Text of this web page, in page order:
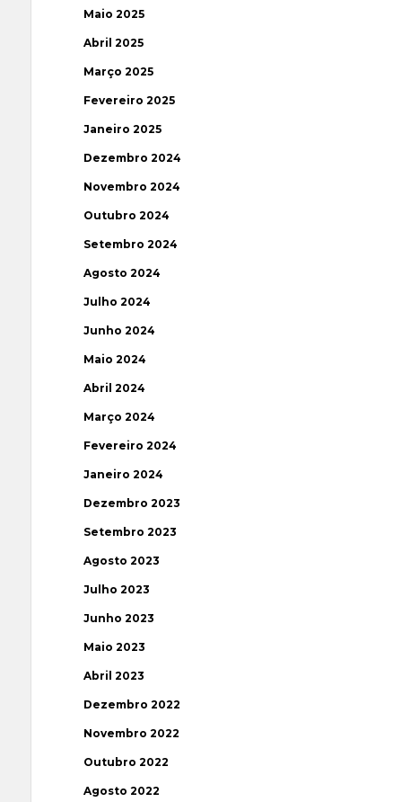
Maio 2025
Abril 2025
Março 2025
Fevereiro 2025
Janeiro 2025
Dezembro 2024
Novembro 2024
Outubro 2024
Setembro 2024
Agosto 2024
Julho 2024
Junho 2024
Maio 2024
Abril 2024
Março 2024
Fevereiro 2024
Janeiro 2024
Dezembro 2023
Setembro 2023
Agosto 2023
Julho 2023
Junho 2023
Maio 2023
Abril 2023
Dezembro 2022
Novembro 2022
Outubro 2022
Agosto 2022